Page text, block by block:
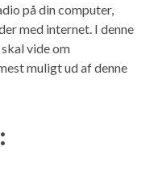
på din computer,
med internet. I denne
vide om
muligt ud af denne